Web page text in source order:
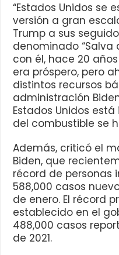
“Estados Unidos se
versión a gran
Trump a sus
denominado “Salva
con él, hace 20
era próspero, pero
distintos recursos
administración
Estados Unidos
del combustible se
Además, criticó el
Biden, que
récord de personas
588,000 casos
de enero. El récord
establecido en el
488,000 casos
de 2021.